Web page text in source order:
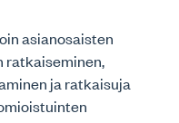
asianosaisten
ratkaiseminen,
ja ratkaisuja